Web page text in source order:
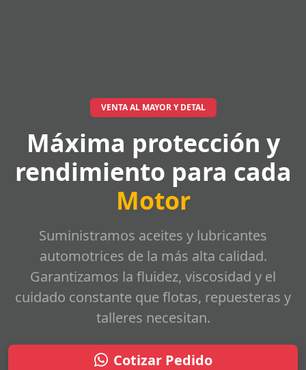
VENTA AL MAYOR Y DETAL
Máxima protección y
rendimiento para cada
Motor
Suministramos aceites y lubricantes
automotrices de la más alta calidad.
Garantizamos la fluidez, viscosidad y el
cuidado constante que flotas, repuesteras y
talleres necesitan.
Cotizar Pedido